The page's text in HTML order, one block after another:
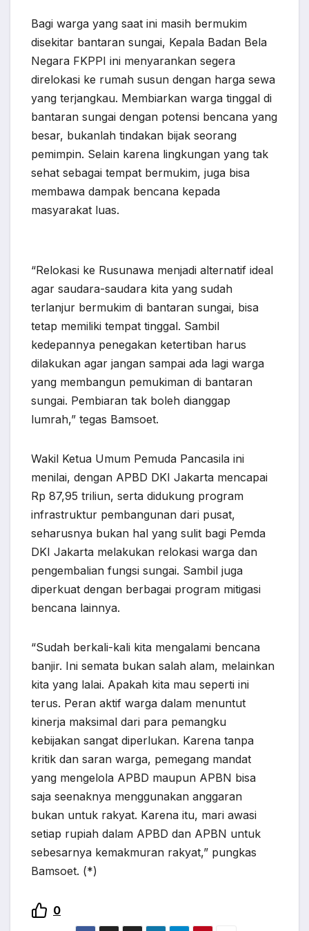
Bagi warga yang saat ini masih bermukim
disekitar bantaran sungai, Kepala Badan Bela
Negara FKPPI ini menyarankan segera
direlokasi ke rumah susun dengan harga sewa
yang terjangkau. Membiarkan warga tinggal di
bantaran sungai dengan potensi bencana yang
besar, bukanlah tindakan bijak seorang
pemimpin. Selain karena lingkungan yang tak
sehat sebagai tempat bermukim, juga bisa
membawa dampak bencana kepada
masyarakat luas.
“Relokasi ke Rusunawa menjadi alternatif ideal
agar saudara-saudara kita yang sudah
terlanjur bermukim di bantaran sungai, bisa
tetap memiliki tempat tinggal. Sambil
kedepannya penegakan ketertiban harus
dilakukan agar jangan sampai ada lagi warga
yang membangun pemukiman di bantaran
sungai. Pembiaran tak boleh dianggap
lumrah,” tegas Bamsoet.
Wakil Ketua Umum Pemuda Pancasila ini
menilai, dengan APBD DKI Jakarta mencapai
Rp 87,95 triliun, serta didukung program
infrastruktur pembangunan dari pusat,
seharusnya bukan hal yang sulit bagi Pemda
DKI Jakarta melakukan relokasi warga dan
pengembalian fungsi sungai. Sambil juga
diperkuat dengan berbagai program mitigasi
bencana lainnya.
“Sudah berkali-kali kita mengalami bencana
banjir. Ini semata bukan salah alam, melainkan
kita yang lalai. Apakah kita mau seperti ini
terus. Peran aktif warga dalam menuntut
kinerja maksimal dari para pemangku
kebijakan sangat diperlukan. Karena tanpa
kritik dan saran warga, pemegang mandat
yang mengelola APBD maupun APBN bisa
saja seenaknya menggunakan anggaran
bukan untuk rakyat. Karena itu, mari awasi
setiap rupiah dalam APBD dan APBN untuk
sebesarnya kemakmuran rakyat,” pungkas
Bamsoet. (*)
0